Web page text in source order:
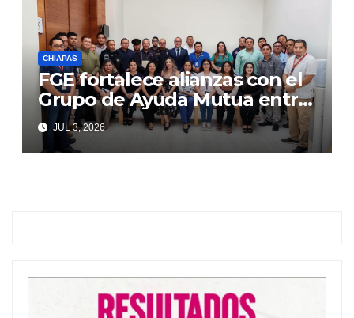
CHIAPAS
FGE fortalece alianzas con el
Grupo de Ayuda Mutua entre
Autoridades y Comercio
(GAMAC)
JUL 3, 2026